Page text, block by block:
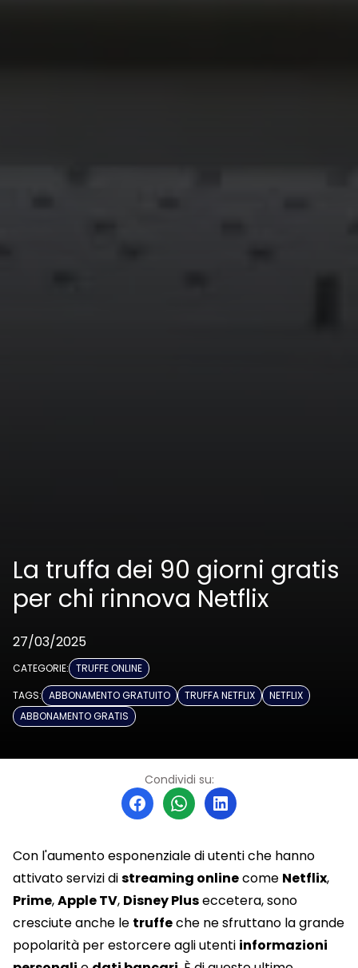
La truffa dei 90 giorni gratis
per chi rinnova Netflix
27/03/2025
CATEGORIE: TRUFFE ONLINE
TAGS: ABBONAMENTO GRATUITO TRUFFA NETFLIX
NETFLIX
ABBONAMENTO GRATIS
Condividi su:
Con l'aumento esponenziale di utenti che hanno
attivato servizi distreaming onlinecome Netflix,
Prime,Apple TV, Disney Pluseccetera, sono
cresciute anche le truffeche ne sfruttano la grande
popolarità per estorcere agli utenti informazioni